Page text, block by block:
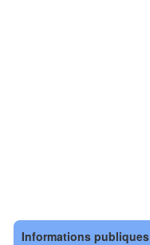
Informations publiques